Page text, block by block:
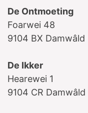
De Ontmoeting
Foarwei 48
9104 BX Damwâld
De Ikker
Hearewei 1
9104 CR Damwâld